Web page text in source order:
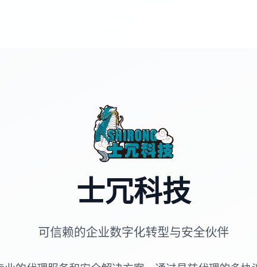
士冗科技
可信赖的企业数字化转型与安全伙伴